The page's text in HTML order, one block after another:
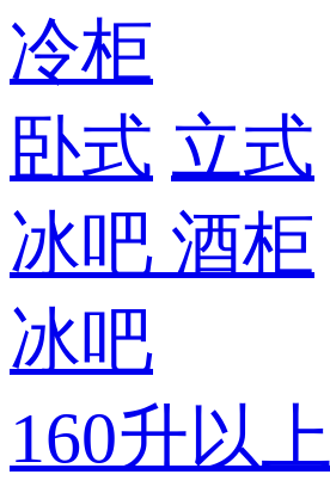
冷柜
卧式 立式
冰吧 酒柜
冰吧
160升以上